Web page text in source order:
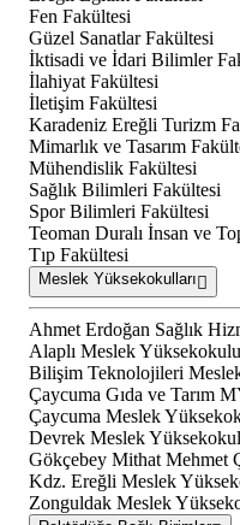
Fen Fakültesi
Güzel Sanatlar Fakültesi
İktisadi ve İdari Bilimler
İlahiyat Fakültesi
İletişim Fakültesi
Karadeniz Ereğli Turizm
Mimarlık ve Tasarım
Mühendislik Fakültesi
Sağlık Bilimleri Fakültesi
Spor Bilimleri Fakültesi
Teoman Duralı İnsan ve
Tıp Fakültesi
Meslek Yüksekokulları
Ahmet Erdoğan Sağlık
Alaplı Meslek Yüksekokulu
Bilişim Teknolojileri
Çaycuma Gıda ve Tarım
Çaycuma Meslek
Devrek Meslek
Gökçebey Mithat Mehmet
Kdz. Ereğli Meslek
Zonguldak Meslek